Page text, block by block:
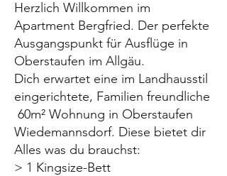
Herzlich Willkommen im
Apartment Bergfried. Der perfekte
Ausgangspunkt für Ausflüge in
Oberstaufen im Allgäu.
Dich erwartet eine im Landhausstil
eingerichtete, Familien freundliche
60m² Wohnung in Oberstaufen
Wiedemannsdorf. Diese bietet dir
Alles was du brauchst:
> 1 Kingsize-Bett